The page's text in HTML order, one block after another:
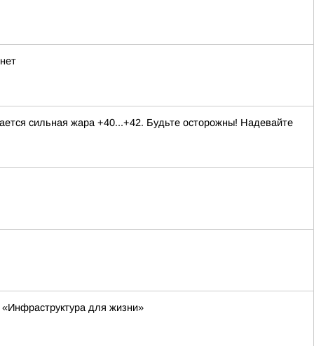
сильная жара +40...+42. Будьте осторожны! Надевайте
для жизни»